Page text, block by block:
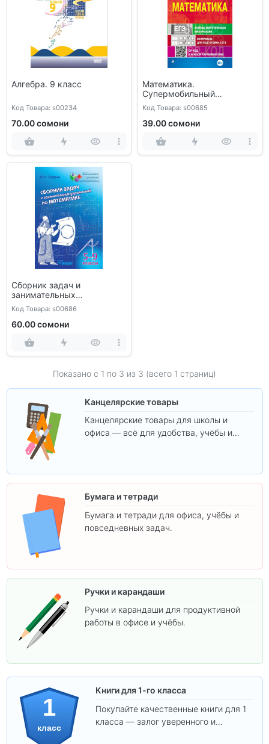
Алгебра. 9 класс
Код Товара: s00234
70.00 сомони
Математика.
Супермобильный
справочник
Код Товара: s00685
39.00 сомони
Сборник задач и
занимательных
упражнений по математике
Код Товара: s00686
60.00 сомони
Показано с 1 по 3 из 3 (всего 1 страниц)
Канцелярские товары
Канцелярские товары для школы и
офиса — всё для удобства, учёбы и
Бумага и тетради
Бумага и тетради для офиса, учёбы и
повседневных задач.
Ручки и карандаши
Ручки и карандаши для продуктивной
работы в офисе и учёбы.
1
класс
Книги для 1-го класса
Покупайте качественные книги для 1
класса — залог уверенного и